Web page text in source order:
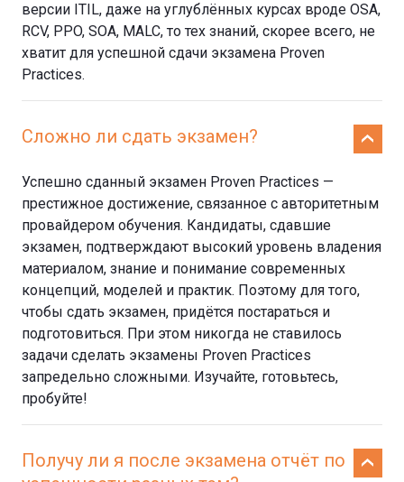
версии ITIL, даже на углублённых курсах вроде OSA,
RCV, PPO, SOA, MALC, то тех знаний, скорее всего, не
хватит для успешной сдачи экзамена Proven
Practices.
Сложно ли сдать экзамен?
Успешно сданный экзамен Proven Practices —
престижное достижение, связанное с авторитетным
провайдером обучения. Кандидаты, сдавшие
экзамен, подтверждают высокий уровень владения
материалом, знание и понимание современных
концепций, моделей и практик. Поэтому для того,
чтобы сдать экзамен, придётся постараться и
подготовиться. При этом никогда не ставилось
задачи сделать экзамены Proven Practices
запредельно сложными. Изучайте, готовьтесь,
пробуйте!
Получу ли я после экзамена отчёт по